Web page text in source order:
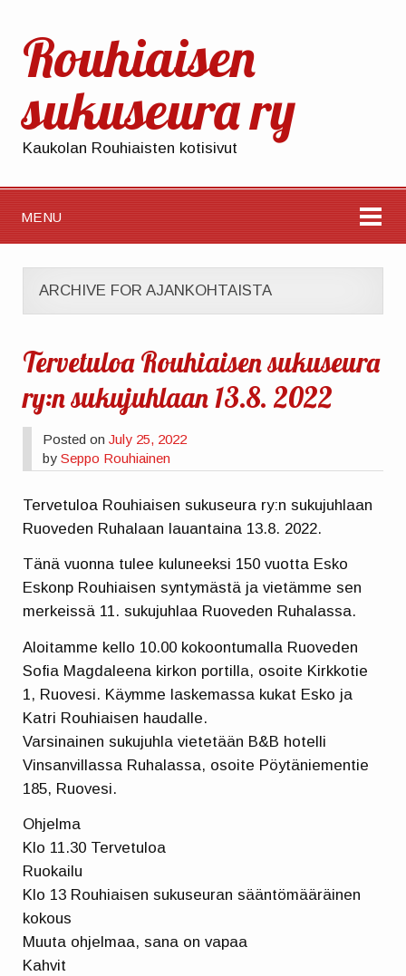
Rouhiaisen
sukuseura ry
Kaukolan Rouhiaisten kotisivut
MENU
ARCHIVE FOR AJANKOHTAISTA
Tervetuloa Rouhiaisen sukuseura
ry:n sukujuhlaan 13.8. 2022
Posted onJuly 25, 2022
bySeppo Rouhiainen
Tervetuloa Rouhiaisen sukuseura ry:n sukujuhlaan
Ruoveden Ruhalaan lauantaina 13.8. 2022.
Tänä vuonna tulee kuluneeksi 150 vuotta Esko
Eskonp Rouhiaisen syntymästä ja vietämme sen
merkeissä 11. sukujuhlaa Ruoveden Ruhalassa.
Aloitamme kello 10.00 kokoontumalla Ruoveden
Sofia Magdaleena kirkon portilla, osoite Kirkkotie
1, Ruovesi. Käymme laskemassa kukat Esko ja
Katri Rouhiaisen haudalle.
Varsinainen sukujuhla vietetään B&B hotelli
Vinsanvillassa Ruhalassa, osoite Pöytäniementie
185, Ruovesi.
Ohjelma
Klo 11.30 Tervetuloa
Ruokailu
Klo 13 Rouhiaisen sukuseuran sääntömääräinen
kokous
Muuta ohjelmaa, sana on vapaa
Kahvit